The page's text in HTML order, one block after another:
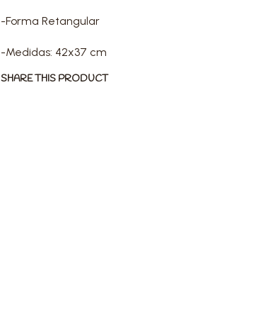
-Forma Retangular
-Medidas: 42x37 cm
SHARE THIS PRODUCT